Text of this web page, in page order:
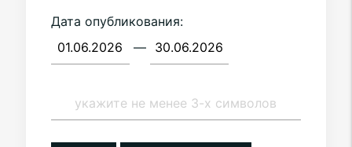
Дата опубликования:
—